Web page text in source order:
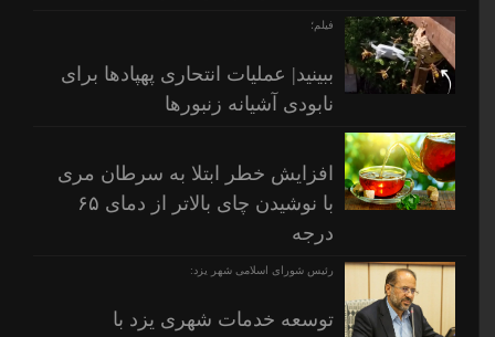
فیلم؛
ببینید| عملیات انتحاری پهپادها برای
نابودی آشیانه زنبورها
افزایش خطر ابتلا به سرطان مری
با نوشیدن چای بالاتر از دمای ۶۵
درجه
رئیس شورای اسلامی شهر یزد:
توسعه خدمات شهری یزد با